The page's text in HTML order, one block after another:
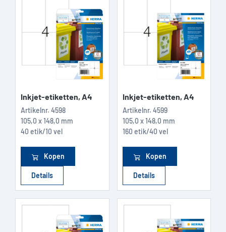
Inkjet-etiketten, A4
Artikelnr. 4598
105,0 x 148,0 mm
40 etik/10 vel
Kopen
Details
Inkjet-etiketten, A4
Artikelnr. 4599
105,0 x 148,0 mm
160 etik/40 vel
Kopen
Details